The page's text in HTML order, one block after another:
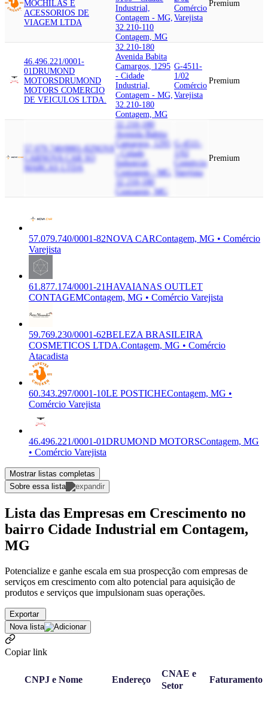
MOCHILAS E
ACESSORIOS DE
VIAGEM LTDA
Industrial,
Contagem - MG,
32.210-110
Contagem, MG
Comércio
Varejista
Premium
46.496.221/0001-
01DRUMOND
MOTORSDRUMOND
MOTORS COMERCIO
DE VEICULOS LTDA.
32.210-180
Avenida Babita
Camargos, 1295
- Cidade
Industrial,
Contagem - MG,
32.210-180
Contagem, MG
G-4511-
1/02
Comércio
Varejista
Premium
57.079.740/0001-82 NOVA
CAR
NOVA CAR SO
MARCAS LTDA
32.210-180
Avenida Babita
Camargos, 1295
- Cidade
Industrial,
Contagem - MG,
32.210-180
Contagem, MG
G-4511-
Comércio
Varejista
Premium
57.079.740/0001-82NOVA CARContagem, MG • Comércio
Varejista
61.877.174/0001-21HAVAIANAS OUTLET
CONTAGEMContagem, MG • Comércio Varejista
59.769.230/0001-62BELEZA BRASILEIRA
COSMETICOS LTDA.Contagem, MG • Comércio
Atacadista
60.343.297/0001-10LE POSTICHEContagem, MG •
Comércio Varejista
46.496.221/0001-01DRUMOND MOTORSContagem, MG
• Comércio Varejista
Mostrar listas completas
Sobre essa lista
Lista das Empresas em Crescimento no
bairro Cidade Industrial em Contagem,
MG
Potencialize e ganhe escala em sua prospecção com empresas de
serviços em crescimento com alto potencial para aquisição de
produtos e serviços que impulsionam suas operações.
Exportar
Nova lista
Copiar link
CNPJ e Nome Endereço
CNAE e
Setor
Faturamento